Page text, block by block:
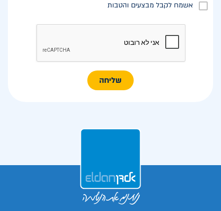
אשמח לקבל מבצעים והטבות
שליחה